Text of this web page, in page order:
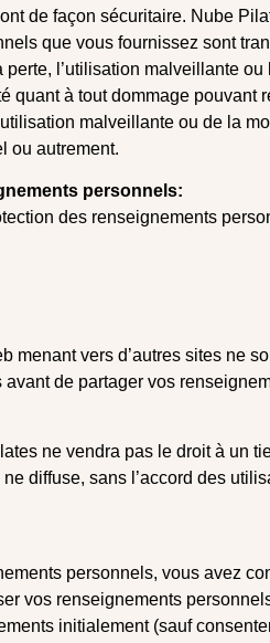
de façon sécuritaire. Nube
que vous fournissez sont
l’utilisation malveillante
quant à tout dommage pouvant
malveillante ou de la
ou autrement.
personnels:
des renseignements
menant vers d’autres sites ne
de partager vos
ne vendra pas le droit à un
diffuse, sans l’accord des
personnels, vous avez
vos renseignements
initialement (sauf